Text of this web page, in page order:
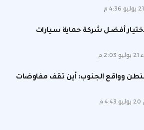
أفضل شركة حماية سيارات
م
وواقع الجنوب: أين تقف مفاوضات
م